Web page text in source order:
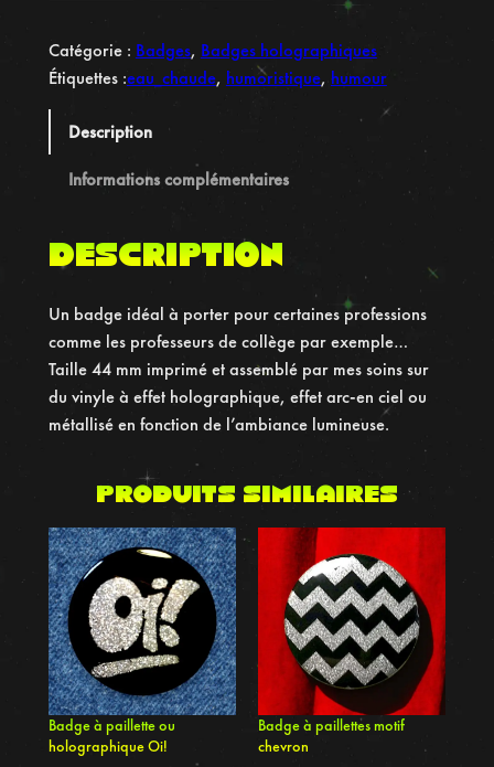
a
n
t
B
d
g
e
H
o
r
a
p
h
i
q
u
e
T
Catégorie : Badges, Badges holographiques
Étiquettes :eau_chaude, humoristique, humour
Description
Informations complémentaires
Description
Un badge idéal à porter pour certaines professions
comme les professeurs de collège par exemple…
Taille 44 mm imprimé et assemblé par mes soins sur
du vinyle à effet holographique, effet arc-en ciel ou
métallisé en fonction de l’ambiance lumineuse.
Produits similaires
Badge à paillette ou
holographique Oi!
Badge à paillettes motif
chevron